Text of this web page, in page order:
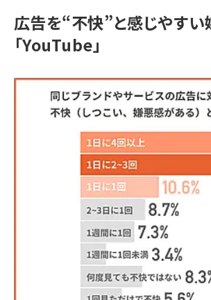
広告を“不快”と感じやすい
「YouTube」